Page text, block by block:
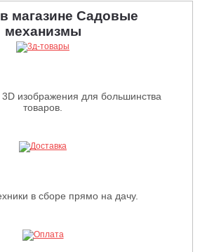
магазине Садовые
механизмы
изображения для большинства
товаров.
в сборе прямо на дачу.